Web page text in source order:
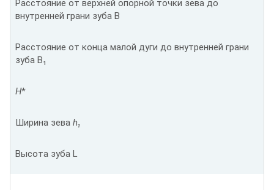
Расстояние от верхней опорной точки зева до
внутренней грани зуба В
Расстояние от конца малой дуги до внутренней грани
зуба В₁
H*
Ширина зева h₁
Высота зуба L